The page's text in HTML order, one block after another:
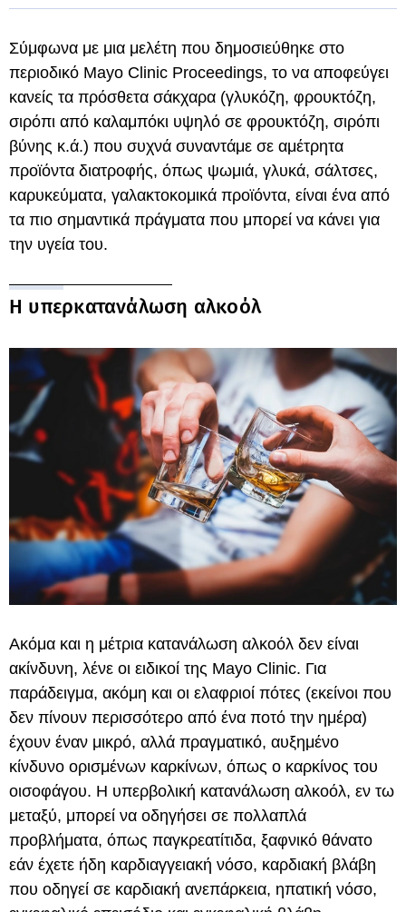
Σύμφωνα με μια μελέτη που δημοσιεύθηκε στο
περιοδικό Mayo Clinic Proceedings, το να αποφεύγει
κανείς τα πρόσθετα σάκχαρα (γλυκόζη, φρουκτόζη,
σιρόπι από καλαμπόκι υψηλό σε φρουκτόζη, σιρόπι
βύνης κ.ά.) που συχνά συναντάμε σε αμέτρητα
προϊόντα διατροφής, όπως ψωμιά, γλυκά, σάλτσες,
καρυκεύματα, γαλακτοκομικά προϊόντα, είναι ένα από
τα πιο σημαντικά πράγματα που μπορεί να κάνει για
την υγεία του.
Η υπερκατανάλωση αλκοόλ
Ακόμα και η μέτρια κατανάλωση αλκοόλ δεν είναι
ακίνδυνη, λένε οι ειδικοί της Mayo Clinic. Για
παράδειγμα, ακόμη και οι ελαφριοί πότες (εκείνοι που
δεν πίνουν περισσότερο από ένα ποτό την ημέρα)
έχουν έναν μικρό, αλλά πραγματικό, αυξημένο
κίνδυνο ορισμένων καρκίνων, όπως ο καρκίνος του
οισοφάγου. Η υπερβολική κατανάλωση αλκοόλ, εν τω
μεταξύ, μπορεί να οδηγήσει σε πολλαπλά
προβλήματα, όπως παγκρεατίτιδα, ξαφνικό θάνατο
εάν έχετε ήδη καρδιαγγειακή νόσο, καρδιακή βλάβη
που οδηγεί σε καρδιακή ανεπάρκεια, ηπατική νόσο,